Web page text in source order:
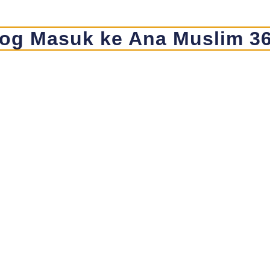
Masuk ke Ana Muslim